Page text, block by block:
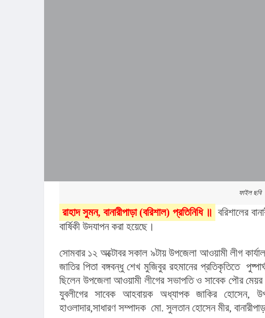
ফাইল ছবি
রাহাদ সুমন, বানারীপাড়া (বরিশাল) প্রতিনিধি ॥ বরিশালের
বার্ষিকী উদযাপন করা হয়েছে।
সোমবার ১২ অক্টোবর সকাল ৯টায় উপজেলা আওয়ামী লীগ
জাতির পিতা বঙ্গবন্ধু শেখ মুজিবুর রহমানের প্রতিকৃতিতে
ছিলেন উপজেলা আওয়ামী লীগের সভাপতি ও সাবেক পৌর
যুবলীগের সাবেক আহবায়ক অধ্যাপক জাকির হোসেন,
হাওলাদার,সাধারণ সম্পাদক  মো. সুলতান হোসেন মীর,